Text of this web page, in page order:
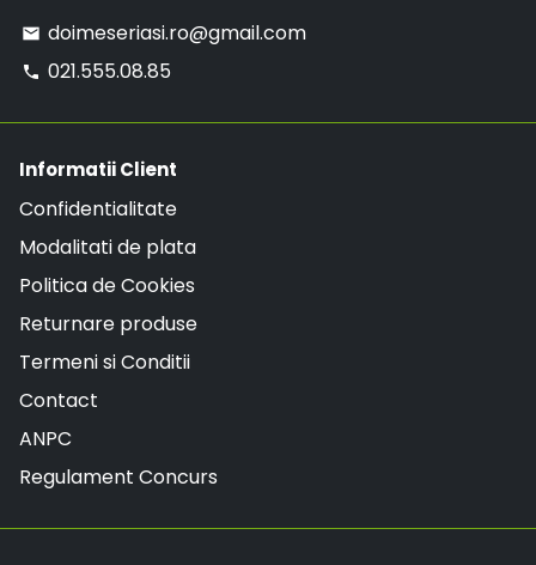
email doimeseriasi.ro@gmail.com
phone 021.555.08.85
Informatii Client
Confidentialitate
Modalitati de plata
Politica de Cookies
Returnare produse
Termeni si Conditii
Contact
ANPC
Regulament Concurs